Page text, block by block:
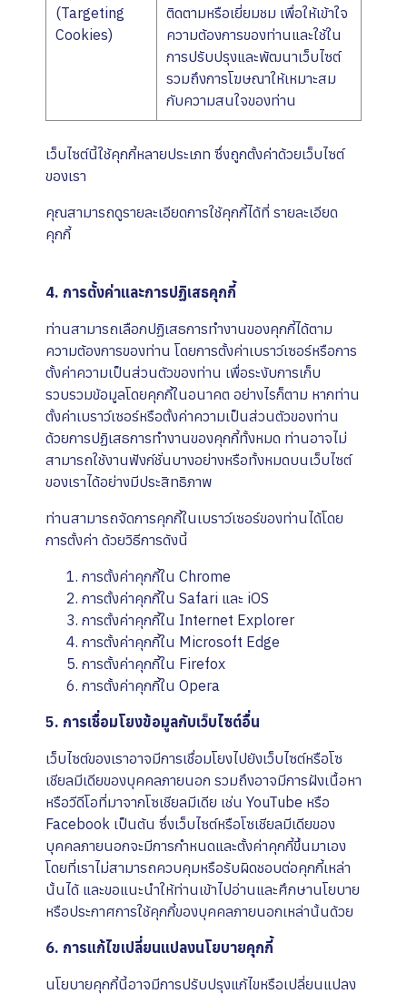
(Targeting
Cookies)
ติดตามหรือเยี่ยมชม เพื่อให้เข้าใจ
ความต้องการของท่านและใช้ใน
การปรับปรุงและพัฒนาเว็บไซต์
รวมถึงการโฆษณาให้เหมาะสม
กับความสนใจของท่าน
เว็บไซต์นี้ใช้คุกกี้หลายประเภท ซึ่งถูกตั้งค่าด้วยเว็บไซต์
ของเรา
คุณสามารถดูรายละเอียดการใช้คุกกี้ได้ที่ รายละเอียด
คุกกี้
4. การตั้งค่าและการปฏิเสธคุกกี้
ท่านสามารถเลือกปฏิเสธการทำงานของคุกกี้ได้ตาม
ความต้องการของท่าน โดยการตั้งค่าเบราว์เซอร์หรือการ
ตั้งค่าความเป็นส่วนตัวของท่าน เพื่อระงับการเก็บ
รวบรวมข้อมูลโดยคุกกี้ในอนาคต อย่างไรก็ตาม หากท่าน
ตั้งค่าเบราว์เซอร์หรือตั้งค่าความเป็นส่วนตัวของท่าน
ด้วยการปฏิเสธการทำงานของคุกกี้ทั้งหมด ท่านอาจไม่
สามารถใช้งานฟังก์ชั่นบางอย่างหรือทั้งหมดบนเว็บไซต์
ของเราได้อย่างมีประสิทธิภาพ
ท่านสามารถจัดการคุกกี้ในเบราว์เซอร์ของท่านได้โดย
การตั้งค่า ด้วยวิธีการดังนี้
การตั้งค่าคุกกี้ใน Chrome
การตั้งค่าคุกกี้ใน Safari และ iOS
การตั้งค่าคุกกี้ใน Internet Explorer
การตั้งค่าคุกกี้ใน Microsoft Edge
การตั้งค่าคุกกี้ใน Firefox
การตั้งค่าคุกกี้ใน Opera
5. การเชื่อมโยงข้อมูลกับเว็บไซต์อื่น
เว็บไซต์ของเราอาจมีการเชื่อมโยงไปยังเว็บไซต์หรือโซ
เชียลมีเดียของบุคคลภายนอก รวมถึงอาจมีการฝังเนื้อหา
หรือวีดีโอที่มาจากโซเชียลมีเดีย เช่น YouTube หรือ
Facebook เป็นต้น ซึ่งเว็บไซต์หรือโซเชียลมีเดียของ
บุคคลภายนอกจะมีการกำหนดและตั้งค่าคุกกี้ขึ้นมาเอง
โดยที่เราไม่สามารถควบคุมหรือรับผิดชอบต่อคุกกี้เหล่า
นั้นได้ และขอแนะนำให้ท่านเข้าไปอ่านและศึกษานโยบาย
หรือประกาศการใช้คุกกี้ของบุคคลภายนอกเหล่านั้นด้วย
6. การแก้ไขเปลี่ยนแปลงนโยบายคุกกี้
นโยบายคุกกี้นี้อาจมีการปรับปรุงแก้ไขหรือเปลี่ยนแปลง